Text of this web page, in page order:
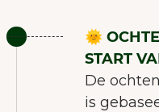
🌞
START
De
is